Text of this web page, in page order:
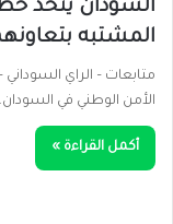
السودان يتخذ
المشتبه
متابعات – الراي
الأمن الوطني في
أكمل القراءة »